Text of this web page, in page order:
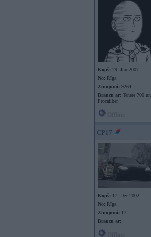
Kopš: 29. Jun 2007
No: Rīga
Ziņojumi: 9264
Braucu ar: Tenere 700 un
Procaliber
CP17
Kopš: 17. Dec 2002
No: Rīga
Ziņojumi: 17
Braucu ar: